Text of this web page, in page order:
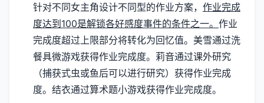
针对不同女主角设计不同型的作业方案， 作业完成
度达到100是解锁各好感度事件的条件之一。 作业
完成度超过上限部分将转化为回忆值。 美雪通过洗
餐具微游戏获得作业完成度。 莉音通过课外研究
（捕获式虫或鱼后可以进行研究）获得作业完成
度。 结衣通过算术题小游戏获得作业完成度。